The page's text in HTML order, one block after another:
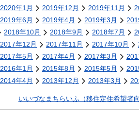
2020年1月 2019年12月 2019年11月
2019年6月 2019年4月 2019年3月
2018年10月 2018年9月 2018年7月
2017年12月 2017年11月 2017年10月
2017年5月 2017年4月 2017年3月
2016年1月 2015年8月 2015年5月
2014年4月 2013年12月 2013年3月
いいづなまちらいふ（移住定住希望者